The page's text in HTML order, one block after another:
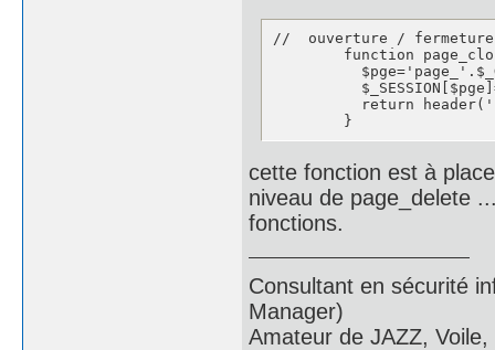
//  ouverture / fermeture
	}
cette fonction est à
niveau de page_delete
fonctions.
Consultant en sécurité
Manager)
Amateur de JAZZ, Voile,